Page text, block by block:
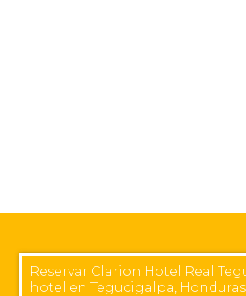
Reservar Clarion Hotel Real
hotel en Tegucigalpa, Honduras